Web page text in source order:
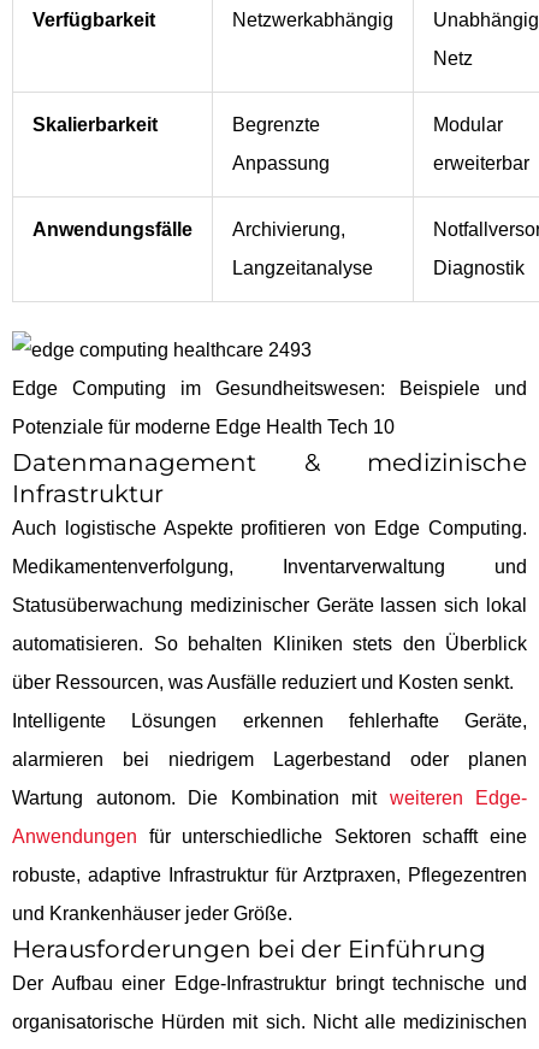
Verfügbarkeit Netzwerkabhängig
Netz
Skalierbarkeit
Begrenzte
Anpassung
Modular
erweiterbar
Anwendungsfälle
Archivierung,
Langzeitanalyse
Diagnostik
Edge Computing im Gesundheitswesen: Beispiele und
Potenziale für moderne Edge Health Tech 10
Datenmanagement & medizinische
Infrastruktur
Auch logistische Aspekte profitieren von Edge Computing.
Medikamentenverfolgung, Inventarverwaltung und
Statusüberwachung medizinischer Geräte lassen sich lokal
automatisieren. So behalten Kliniken stets den Überblick
über Ressourcen, was Ausfälle reduziert und Kosten senkt.
Intelligente Lösungen erkennen fehlerhafte Geräte,
alarmieren bei niedrigem Lagerbestand oder planen
Wartung autonom. Die Kombination mit weiteren Edge-
Anwendungen für unterschiedliche Sektoren schafft eine
robuste, adaptive Infrastruktur für Arztpraxen, Pflegezentren
und Krankenhäuser jeder Größe.
Herausforderungen bei der Einführung
Der Aufbau einer Edge-Infrastruktur bringt technische und
organisatorische Hürden mit sich. Nicht alle medizinischen